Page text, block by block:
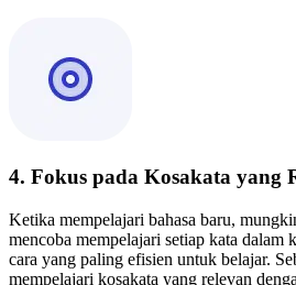
4. Fokus pada Kosakata yang
Ketika mempelajari bahasa baru,
mencoba mempelajari setiap kata dalam
cara yang paling efisien untuk belajar.
mempelajari kosakata yang relevan